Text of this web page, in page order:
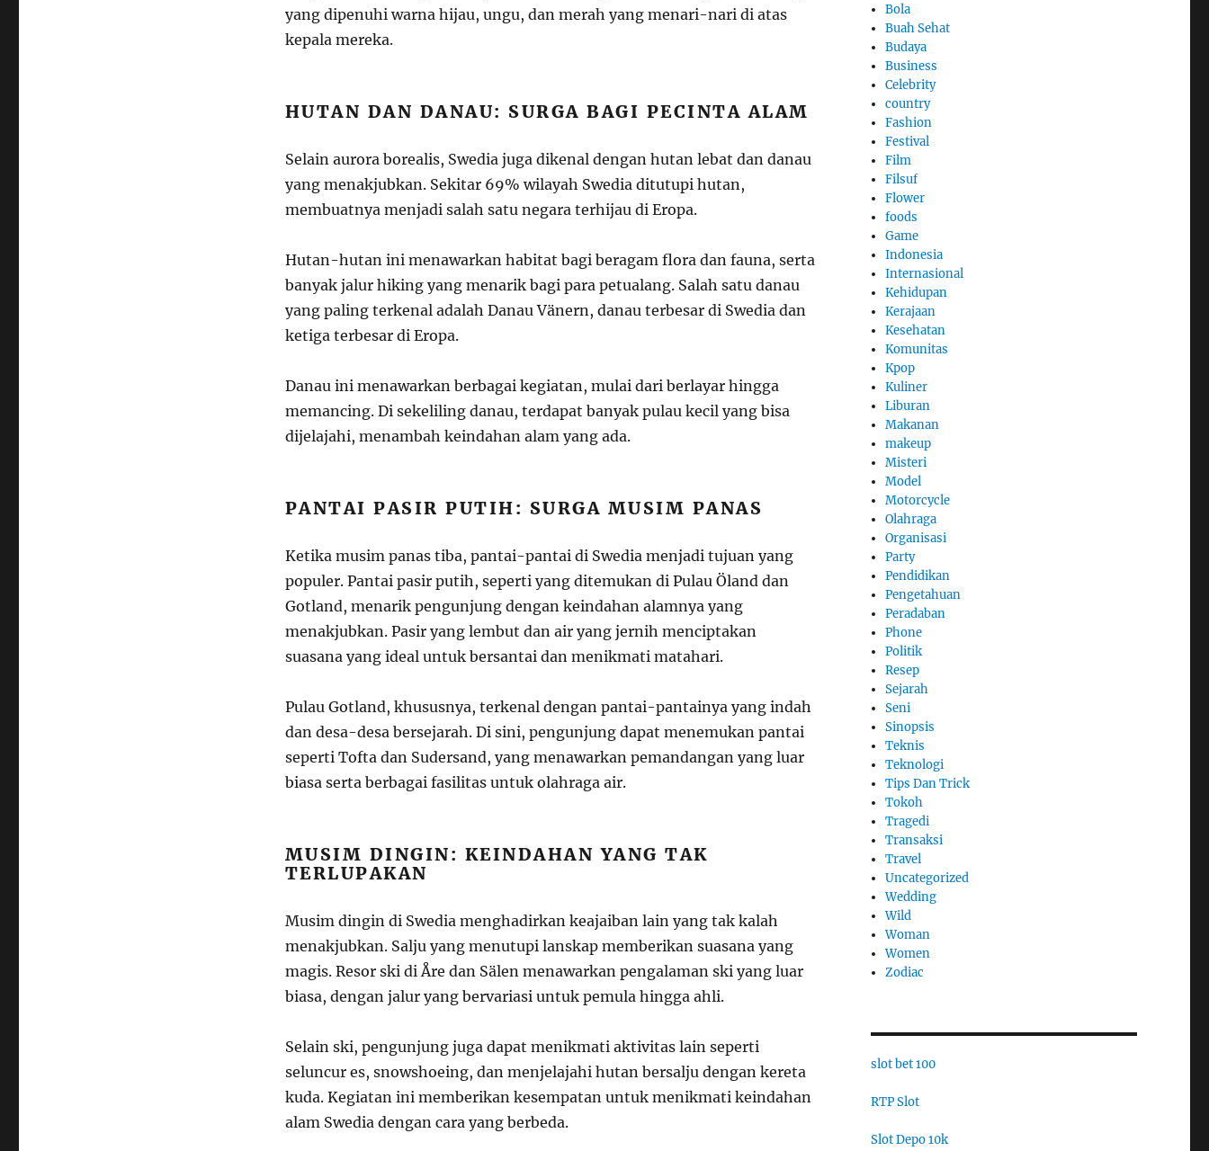
yang dipenuhi warna hijau, ungu, dan merah yang menari-nari di atas
kepala mereka.
HUTAN DAN DANAU: SURGA BAGI PECINTA ALAM
Selain aurora borealis, Swedia juga dikenal dengan hutan lebat dan danau
yang menakjubkan. Sekitar 69% wilayah Swedia ditutupi hutan,
membuatnya menjadi salah satu negara terhijau di Eropa.
Hutan-hutan ini menawarkan habitat bagi beragam flora dan fauna, serta
banyak jalur hiking yang menarik bagi para petualang. Salah satu danau
yang paling terkenal adalah Danau Vänern, danau terbesar di Swedia dan
ketiga terbesar di Eropa.
Danau ini menawarkan berbagai kegiatan, mulai dari berlayar hingga
memancing. Di sekeliling danau, terdapat banyak pulau kecil yang bisa
dijelajahi, menambah keindahan alam yang ada.
PANTAI PASIR PUTIH: SURGA MUSIM PANAS
Ketika musim panas tiba, pantai-pantai di Swedia menjadi tujuan yang
populer. Pantai pasir putih, seperti yang ditemukan di Pulau Öland dan
Gotland, menarik pengunjung dengan keindahan alamnya yang
menakjubkan. Pasir yang lembut dan air yang jernih menciptakan
suasana yang ideal untuk bersantai dan menikmati matahari.
Pulau Gotland, khususnya, terkenal dengan pantai-pantainya yang indah
dan desa-desa bersejarah. Di sini, pengunjung dapat menemukan pantai
seperti Tofta dan Sudersand, yang menawarkan pemandangan yang luar
biasa serta berbagai fasilitas untuk olahraga air.
MUSIM DINGIN: KEINDAHAN YANG TAK
TERLUPAKAN
Musim dingin di Swedia menghadirkan keajaiban lain yang tak kalah
menakjubkan. Salju yang menutupi lanskap memberikan suasana yang
magis. Resor ski di Åre dan Sälen menawarkan pengalaman ski yang luar
biasa, dengan jalur yang bervariasi untuk pemula hingga ahli.
Selain ski, pengunjung juga dapat menikmati aktivitas lain seperti
seluncur es, snowshoeing, dan menjelajahi hutan bersalju dengan kereta
kuda. Kegiatan ini memberikan kesempatan untuk menikmati keindahan
alam Swedia dengan cara yang berbeda.
Bola
Buah Sehat
Budaya
Business
Celebrity
country
Fashion
Festival
Film
Filsuf
Flower
foods
Game
Indonesia
Internasional
Kehidupan
Kerajaan
Kesehatan
Komunitas
Kpop
Kuliner
Liburan
Makanan
makeup
Misteri
Model
Motorcycle
Olahraga
Organisasi
Party
Pendidikan
Pengetahuan
Peradaban
Phone
Politik
Resep
Sejarah
Seni
Sinopsis
Teknis
Teknologi
Tips Dan Trick
Tokoh
Tragedi
Transaksi
Travel
Uncategorized
Wedding
Wild
Woman
Women
Zodiac
slot bet 100
RTP Slot
Slot Depo 10k